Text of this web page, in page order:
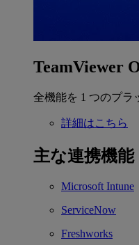
TeamViewer
全機能を 1 つのプラ
詳細はこちら
主な連携機能
Microsoft Intune
ServiceNow
Freshworks